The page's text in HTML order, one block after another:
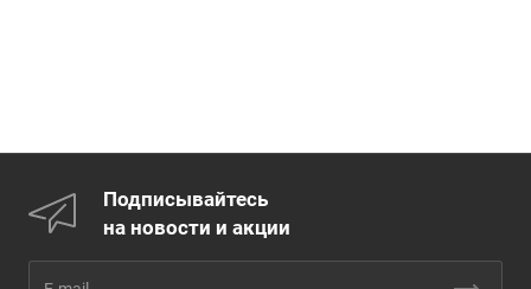
Подписывайтесь
на новости и акции